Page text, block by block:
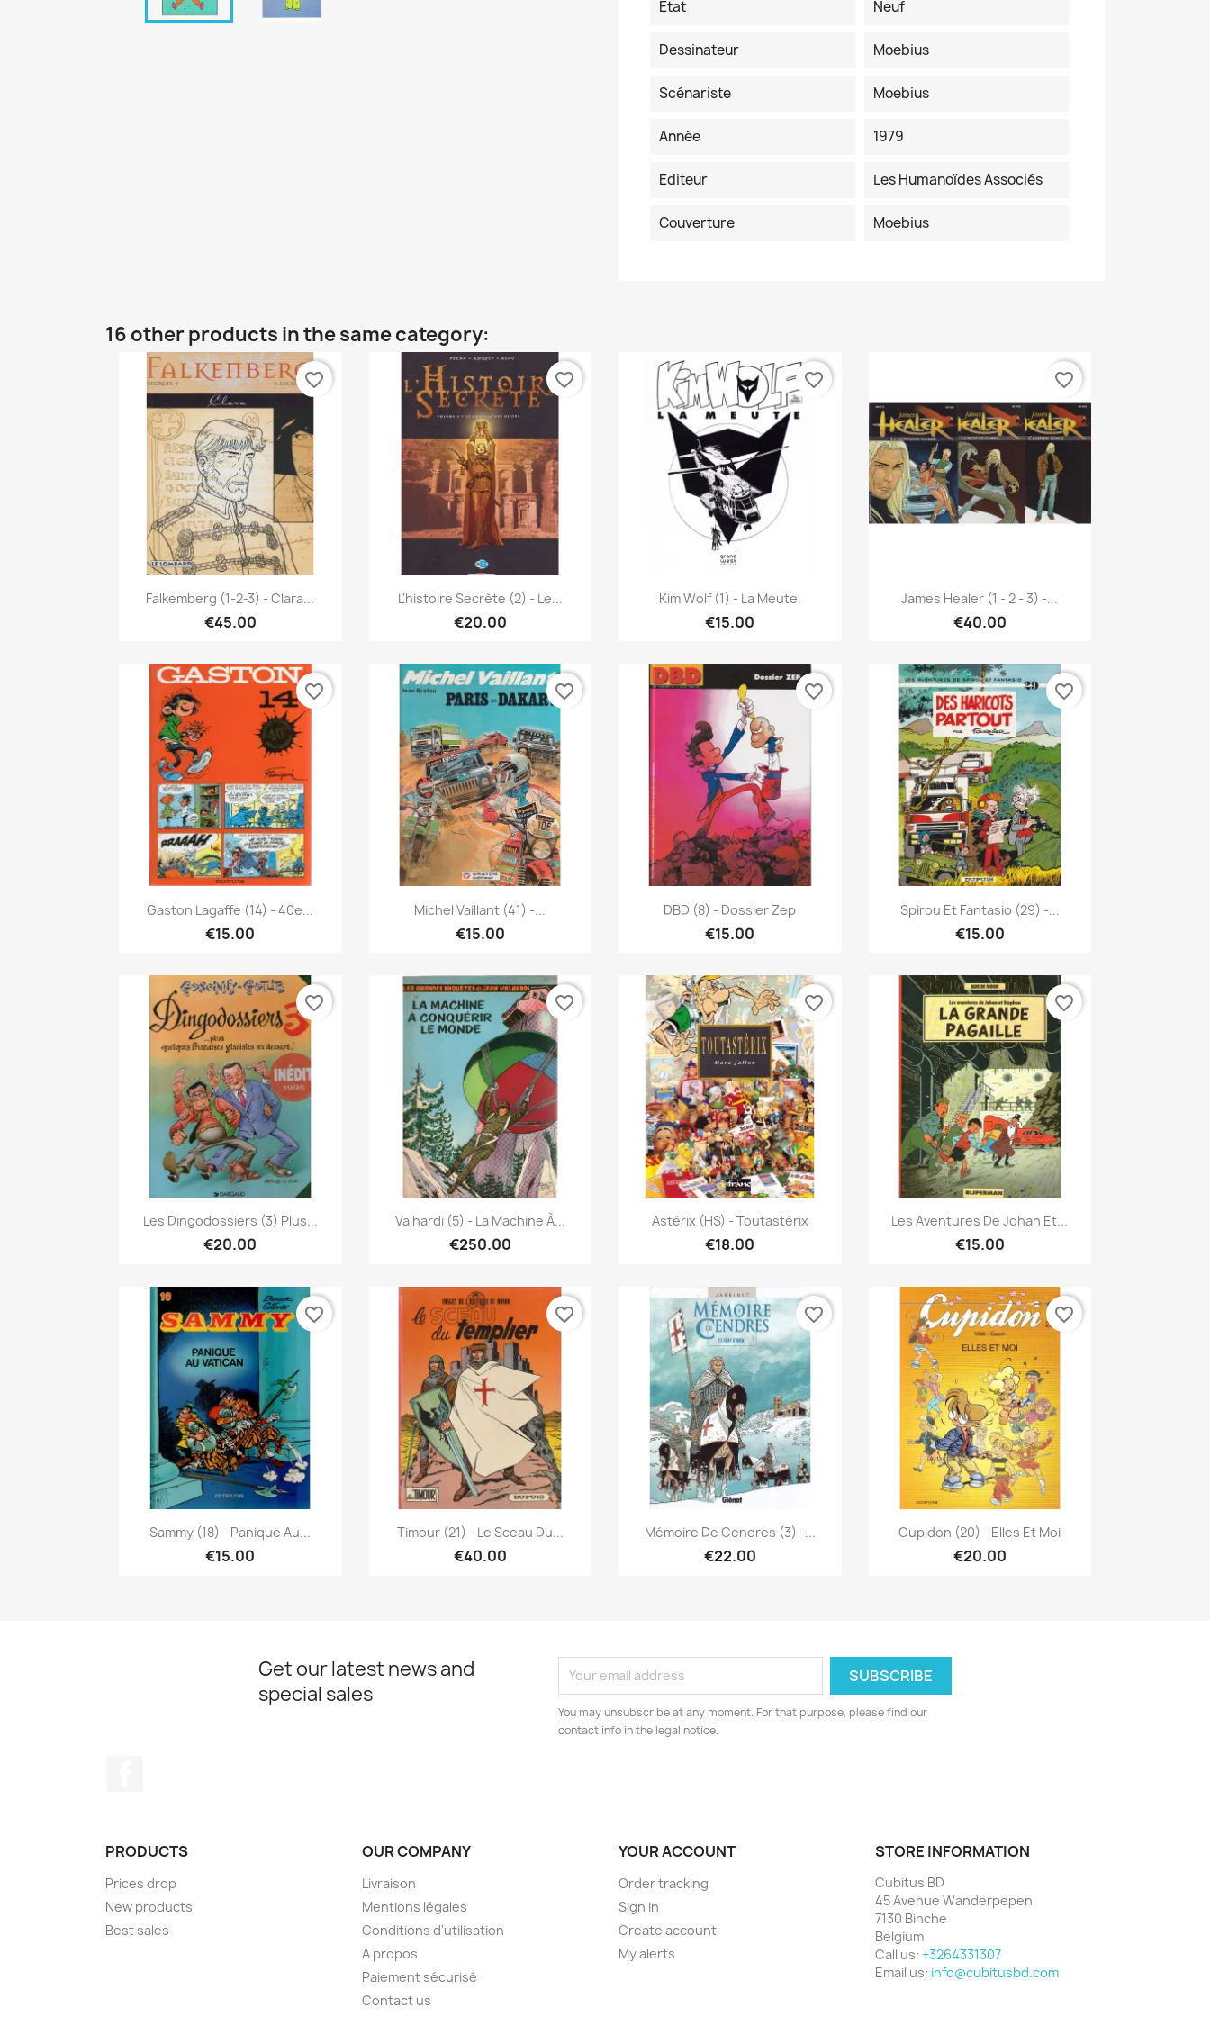
Etat
Neuf
Dessinateur Moebius
Scénariste Moebius
Année 1979
Editeur Les Humanoïdes Associés
Couverture Moebius
16 other products in the same category:
Quick view
Falkemberg (1-2-3) - Clara...
€45.00
favorite_border
 Quick view
L'histoire Secrète (2) - Le...
€20.00
favorite_border
Quick view
Kim Wolf (1) - La Meute.
€15.00
favorite_border
Quick view
James Healer (1 - 2 - 3) -...
€40.00
favorite_border
Quick view
Gaston Lagaffe (14) - 40e...
€15.00
favorite_border
Quick view
Michel Vaillant (41) -...
€15.00
favorite_border
Quick view
DBD (8) - Dossier Zep
€15.00
favorite_border
Quick view
Spirou Et Fantasio (29) -...
€15.00
favorite_border
Quick view
Les Dingodossiers (3) Plus...
€20.00
favorite_border
Quick view
Valhardi (5) - La Machine À...
€250.00
favorite_border
Quick view
Astérix (HS) - Toutastérix
€18.00
favorite_border
Quick view
Les Aventures De Johan Et...
€15.00
favorite_border
Quick view
Sammy (18) - Panique Au...
€15.00
favorite_border
Quick view
Timour (21) - Le Sceau Du...
€40.00
favorite_border
Quick view
Mémoire De Cendres (3) -...
€22.00
favorite_border
 Quick view
Cupidon (20) - Elles Et Moi
€20.00
favorite_border
Get our latest news and
special sales
You may unsubscribe at any moment. For that purpose, please find our
contact info in the legal notice.
PRODUCTS
Prices drop
New products
Best sales
OUR COMPANY
Livraison
Mentions légales
Conditions d'utilisation
A propos
Paiement sécurisé
Contact us
YOUR ACCOUNT
Order tracking
Sign in
Create account
My alerts
STORE INFORMATION
Cubitus BD
45 Avenue Wanderpepen
7130 Binche
Belgium
Call us: +3264331307
Email us: info@cubitusbd.com